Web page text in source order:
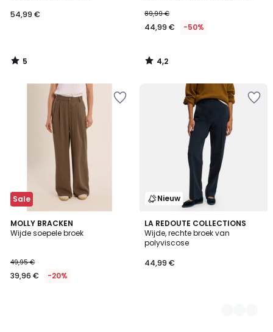
54,99 €
5
/
89,99 €
44,99 € -50%
4,2
/
Sale
MOLLY BRACKEN
Wijde soepele broek
49,95 €
39,96 € -20%
Nieuw
LA REDOUTE COLLECTIONS
Wijde, rechte broek van
polyviscose
44,99 €
3
Kleuren